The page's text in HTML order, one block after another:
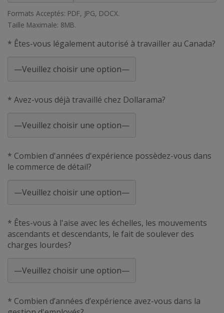
Formats Acceptés: PDF, JPG, DOCX.
Taille Maximale: 8MB.
* Êtes-vous légalement autorisé à travailler au Canada?
* Avez-vous déjà travaillé chez Dollarama?
* Combien d'années d'expérience possèdez-vous dans
le commerce de détail?
* Êtes-vous à l'aise avec les échelles, les mouvements
ascendants et descendants, le fait de soulever des
charges lourdes?
* Combien d’années d’expérience avez-vous dans la